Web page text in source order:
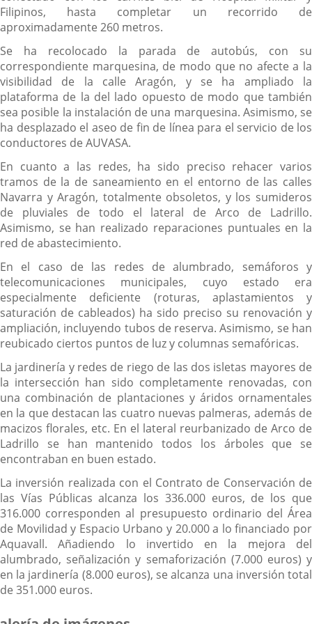
Filipinos, hasta completar un recorrido de
aproximadamente 260 metros.
Se ha recolocado la parada de autobús, con su
correspondiente marquesina, de modo que no afecte a la
visibilidad de la calle Aragón, y se ha ampliado la
plataforma de la del lado opuesto de modo que también
sea posible la instalación de una marquesina. Asimismo, se
ha desplazado el aseo de fin de línea para el servicio de los
conductores de AUVASA.
En cuanto a las redes, ha sido preciso rehacer varios
tramos de la de saneamiento en el entorno de las calles
Navarra y Aragón, totalmente obsoletos, y los sumideros
de pluviales de todo el lateral de Arco de Ladrillo.
Asimismo, se han realizado reparaciones puntuales en la
red de abastecimiento.
En el caso de las redes de alumbrado, semáforos y
telecomunicaciones municipales, cuyo estado era
especialmente deficiente (roturas, aplastamientos y
saturación de cableados) ha sido preciso su renovación y
ampliación, incluyendo tubos de reserva. Asimismo, se han
reubicado ciertos puntos de luz y columnas semafóricas.
La jardinería y redes de riego de las dos isletas mayores de
la intersección han sido completamente renovadas, con
una combinación de plantaciones y áridos ornamentales
en la que destacan las cuatro nuevas palmeras, además de
macizos florales, etc. En el lateral reurbanizado de Arco de
Ladrillo se han mantenido todos los árboles que se
encontraban en buen estado.
La inversión realizada con el Contrato de Conservación de
las Vías Públicas alcanza los 336.000 euros, de los que
316.000 corresponden al presupuesto ordinario del Área
de Movilidad y Espacio Urbano y 20.000 a lo financiado por
Aquavall. Añadiendo lo invertido en la mejora del
alumbrado, señalización y semaforización (7.000 euros) y
en la jardinería (8.000 euros), se alcanza una inversión total
de 351.000 euros.